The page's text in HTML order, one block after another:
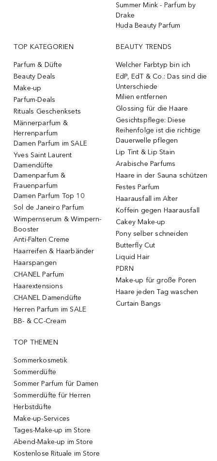
Summer Mink - Parfum by
Drake
Huda Beauty Parfum
TOP KATEGORIEN
Parfum & Düfte
Beauty Deals
Make-up
Parfum-Deals
Rituals Geschenksets
Männerparfum &
Herrenparfum
Damen Parfum im SALE
Yves Saint Laurent
Damendüfte
Damenparfum &
Frauenparfum
Damen Parfum Top 10
Sol de Janeiro Parfum
Wimpernserum & Wimpern-
Booster
Anti-Falten Creme
Haarreifen & Haarbänder
Haarspangen
CHANEL Parfum
Haarextensions
CHANEL Damendüfte
Herren Parfum im SALE
BB- & CC-Cream
BEAUTY TRENDS
Welcher Farbtyp bin ich
EdP, EdT & Co.: Das sind die
Unterschiede
Milien entfernen
Glossing für die Haare
Gesichtspflege: Diese
Reihenfolge ist die richtige
Dauerwelle pflegen
Lip Tint & Lip Stain
Arabische Parfums
Haare in der Sauna schützen
Festes Parfum
Haarausfall im Alter
Koffein gegen Haarausfall
Cakey Make-up
Pony selber schneiden
Butterfly Cut
Liquid Hair
PDRN
Make-up für große Poren
Haare jeden Tag waschen
Curtain Bangs
TOP THEMEN
Sommerkosmetik
Sommerdüfte
Sommer Parfum für Damen
Sommerdüfte für Herren
Herbstdüfte
Make-up-Services
Tages-Make-up im Store
Abend-Make-up im Store
Kostenlose Rituale im Store